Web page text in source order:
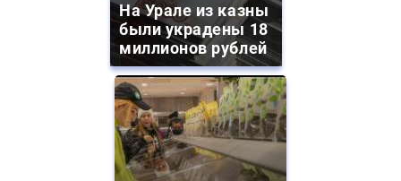
На Урале из казны
были украдены 18
миллионов рублей